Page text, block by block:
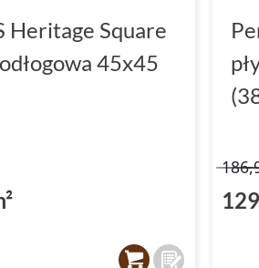
Heritage Square
45x45